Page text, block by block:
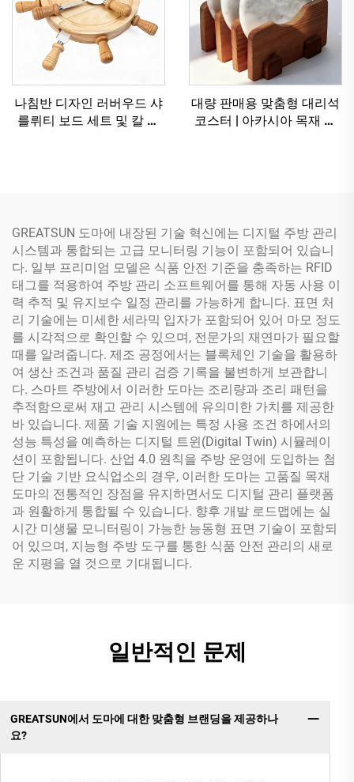
나침반 디자인 러버우드 샤
를뤼티 보드 세트 및 칼 포
대량 판매용 맞춤형 대리석
코스터 | 아카시아 목재 스
GREATSUN 도마에 내장된 기술 혁신에는 디지털 주방 관리
시스템과 통합되는 고급 모니터링 기능이 포함되어 있습니
다. 일부 프리미엄 모델은 식품 안전 기준을 충족하는 RFID
태그를 적용하여 주방 관리 소프트웨어를 통해 자동 사용 이
력 추적 및 유지보수 일정 관리를 가능하게 합니다. 표면 처
리 기술에는 미세한 세라믹 입자가 포함되어 있어 마모 정도
를 시각적으로 확인할 수 있으며, 전문가의 재연마가 필요할
때를 알려줍니다. 제조 공정에서는 블록체인 기술을 활용하
여 생산 조건과 품질 관리 검증 기록을 불변하게 보관합니
다. 스마트 주방에서 이러한 도마는 조리량과 조리 패턴을
추적함으로써 재고 관리 시스템에 유의미한 가치를 제공한
바 있습니다. 제품 기술 지원에는 특정 사용 조건 하에서의
성능 특성을 예측하는 디지털 트윈(Digital Twin) 시뮬레이
션이 포함됩니다. 산업 4.0 원칙을 주방 운영에 도입하는 첨
단 기술 기반 요식업소의 경우, 이러한 도마는 고품질 목재
도마의 전통적인 장점을 유지하면서도 디지털 관리 플랫폼
과 원활하게 통합될 수 있습니다. 향후 개발 로드맵에는 실
시간 미생물 모니터링이 가능한 능동형 표면 기술이 포함되
어 있으며, 지능형 주방 도구를 통한 식품 안전 관리의 새로
운 지평을 열 것으로 기대됩니다.
일반적인 문제
GREATSUN에서 도마에 대한 맞춤형 브랜딩을 제공하나
요?